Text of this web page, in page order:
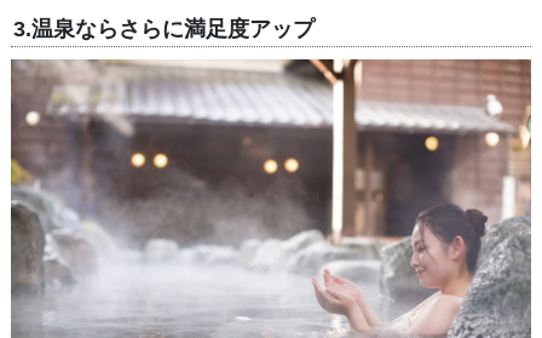
3.温泉ならさらに満足度アップ